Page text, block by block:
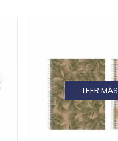
LEER MÁS